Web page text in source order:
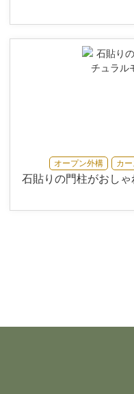
オープン外構 カ
石貼りの門柱がおし